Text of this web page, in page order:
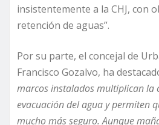
insistentemente a la CHJ, con
retención de aguas”.
Por su parte, el concejal de
Francisco Gozalvo, ha
marcos instalados multiplican la
evacuación del agua y permiten
mucho más seguro. Aunque